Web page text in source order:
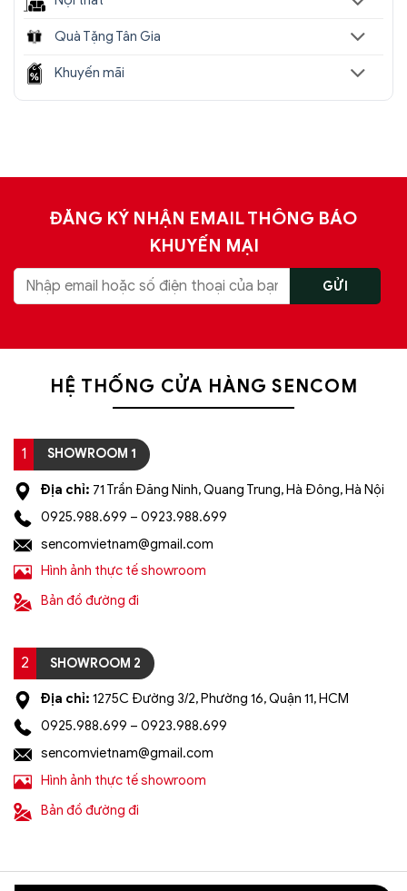
Quà Tặng Tân Gia
Khuyến mãi
ĐĂNG KÝ NHẬN EMAIL THÔNG BÁO
KHUYẾN MẠI
HỆ THỐNG CỬA HÀNG SENCOM
1 SHOWROOM 1
Địa chỉ: 71 Trần Đăng Ninh, Quang Trung, Hà Đông, Hà Nội
0925.988.699 – 0923.988.699
sencomvietnam@gmail.com
Hình ảnh thực tế showroom
Bản đồ đường đi
2 SHOWROOM 2
Địa chỉ: 1275C Đường 3/2, Phường 16, Quận 11, HCM
0925.988.699 – 0923.988.699
sencomvietnam@gmail.com
Hình ảnh thực tế showroom
Bản đồ đường đi